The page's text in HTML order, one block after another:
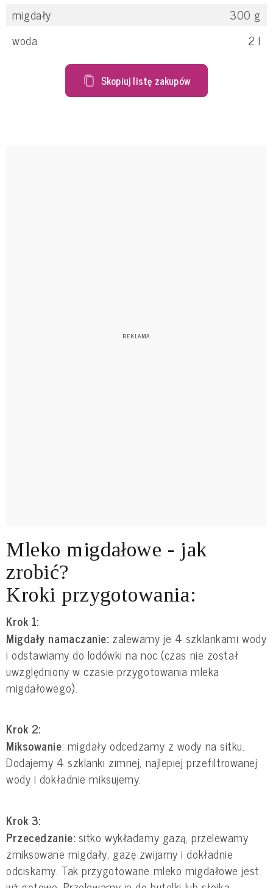
migdały 300 g
woda
2 l
Skopiuj listę zakupów
Mleko migdałowe - jak
zrobić?
Kroki przygotowania:
Krok 1:
Migdały namaczanie: zalewamy je 4 szklankami wody
i odstawiamy do lodówki na noc (czas nie został
uwzględniony w czasie przygotowania mleka
migdałowego).
Krok 2:
Miksowanie: migdały odcedzamy z wody na sitku.
Dodajemy 4 szklanki zimnej, najlepiej przefiltrowanej
wody i dokładnie miksujemy.
Krok 3:
Przecedzanie: sitko wykładamy gazą, przelewamy
zmiksowane migdały, gazę zwijamy i dokładnie
odciskamy. Tak przygotowane mleko migdałowe jest